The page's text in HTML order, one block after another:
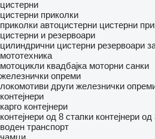
цистерни
цистерни приколки
приколки автоцистерни цистерни
цистерни и резервоари
цилиндрични цистерни резервоари
мототехника
мотоцикли квадбајка моторни санки
железнички опреми
локомотиви други железнички
контејнери
карго контејнери
контејнери од 8 стапки контејнери
воден транспорт
чамци